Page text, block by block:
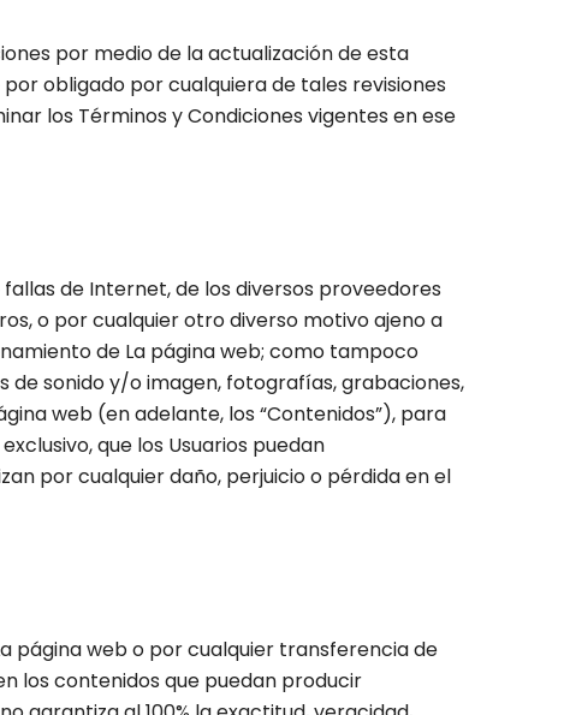
por medio de la actualización de esta
obligado por cualquiera de tales revisiones
los Términos y Condiciones vigentes en ese
de Internet, de los diversos proveedores
o por cualquier otro diverso motivo ajeno a
de La página web; como tampoco
de sonido y/o imagen, fotografías, grabaciones,
web (en adelante, los “Contenidos”), para
que los Usuarios puedan
por cualquier daño, perjuicio o pérdida en el
página web o por cualquier transferencia de
los contenidos que puedan producir